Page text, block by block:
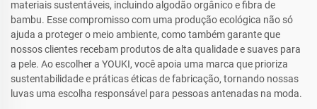
materiais sustentáveis, incluindo algodão orgânico e fibra de
bambu. Esse compromisso com uma produção ecológica não só
ajuda a proteger o meio ambiente, como também garante que
nossos clientes recebam produtos de alta qualidade e suaves para
a pele. Ao escolher a YOUKI, você apoia uma marca que prioriza
sustentabilidade e práticas éticas de fabricação, tornando nossas
luvas uma escolha responsável para pessoas antenadas na moda.